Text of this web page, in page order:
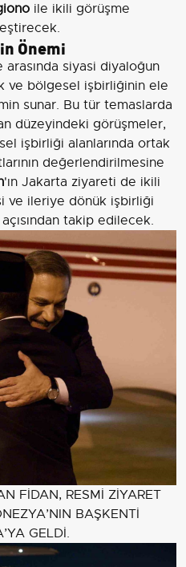
ile ikili görüşme
Önemi
siyasi diyaloğun
ve bölgesel işbirliğinin ele
sunar. Bu tür temaslarda
düzeyindeki görüşmeler,
işbirliği alanlarında ortak
değerlendirilmesine
'ın Jakarta ziyareti de ikili
ve ileriye dönük işbirliği
takip edilecek.
FİDAN, RESMİ ZİYARET
BAŞKENTİ
GELDİ.